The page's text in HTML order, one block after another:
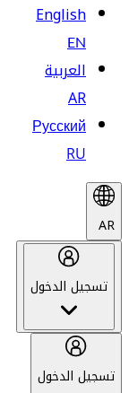
English
EN
العربية
AR
Русский
RU
AR
تسجيل الدخول
تسجيل الدخول